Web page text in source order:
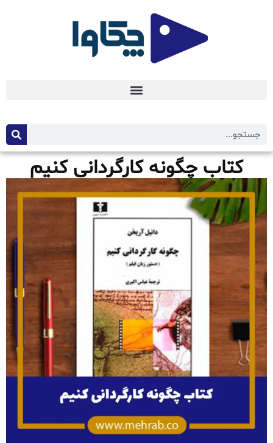
کتاب چگونه کارگردانی کنیم